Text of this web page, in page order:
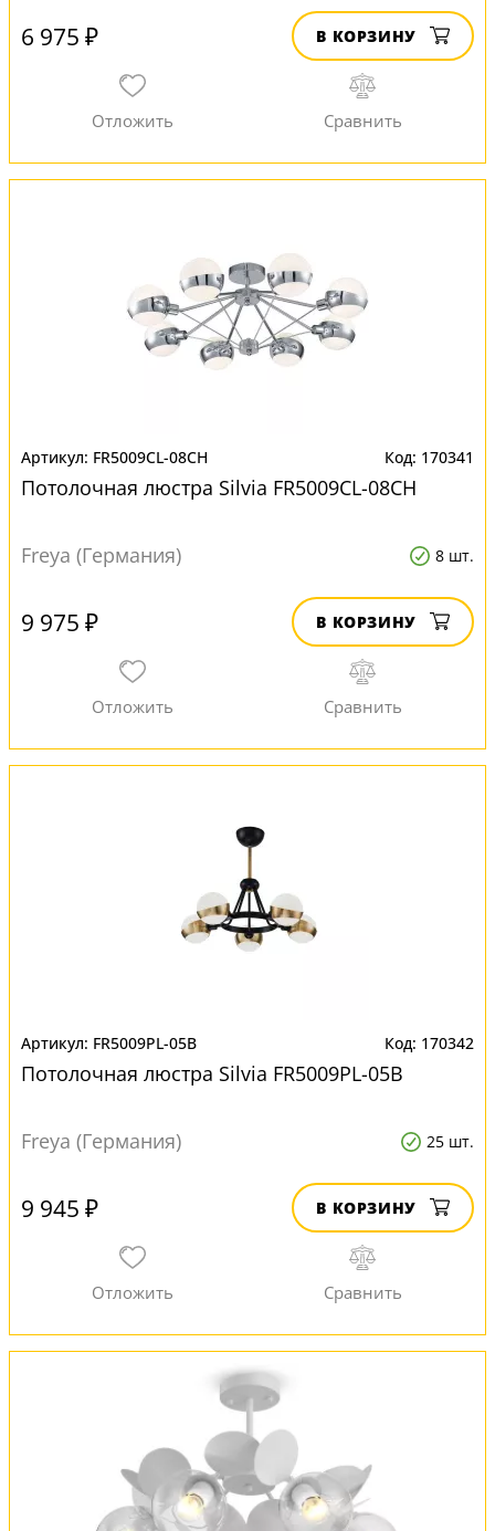
6 975 ₽ В КОРЗИНУ
FR5009CL-08CH 170341
Потолочная люстра Silvia FR5009CL-08CH
Freya (Германия) 8 шт.
9 975 ₽ В КОРЗИНУ
FR5009PL-05B 170342
Потолочная люстра Silvia FR5009PL-05B
Freya (Германия) 25 шт.
9 945 ₽ В КОРЗИНУ